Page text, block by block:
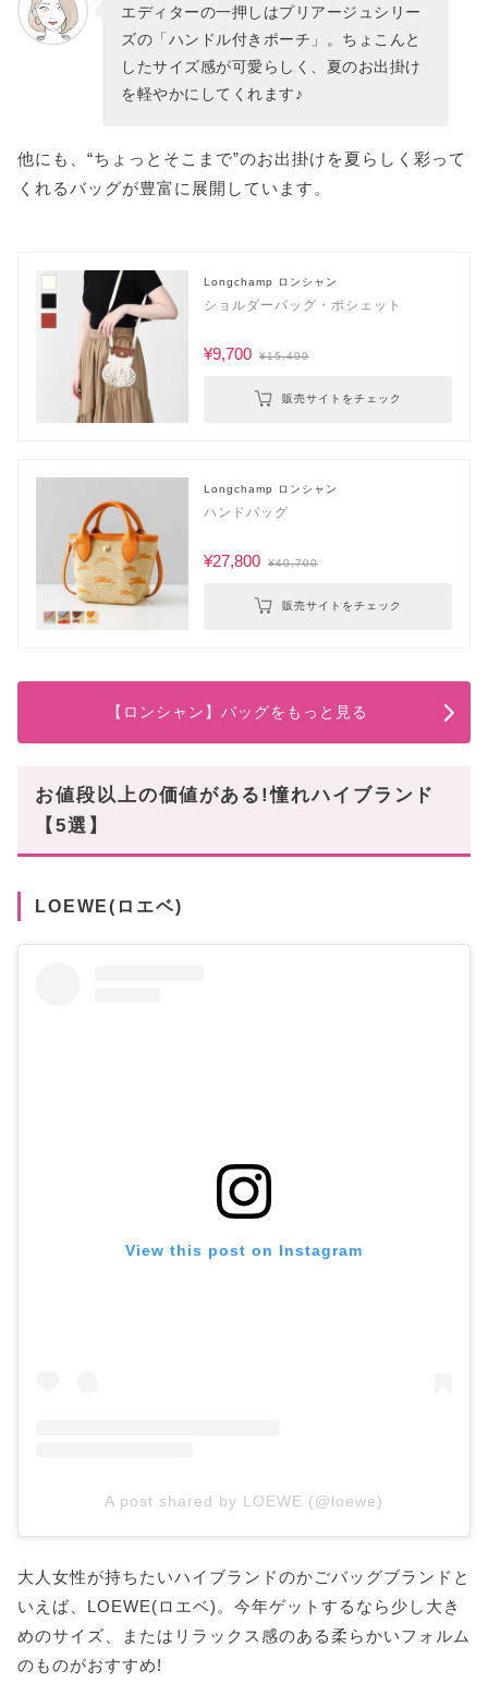
エディターの一押しはプリアージュシリー
ズの「ハンドル付きポーチ」。ちょこんと
したサイズ感が可愛らしく、夏のお出掛け
を軽やかにしてくれます♪
他にも、“ちょっとそこまで”のお出掛けを夏らしく彩って
くれるバッグが豊富に展開しています。
Longchamp ロンシャン
ショルダーバッグ・ポシェット
¥9,700 ¥15,400
販売サイトをチェック
Longchamp ロンシャン
ハンドバッグ
¥27,800 ¥40,700
販売サイトをチェック
【ロンシャン】バッグをもっと見る
お値段以上の価値がある!憧れハイブランド
【5選】
LOEWE(ロエベ)
View this post on Instagram
A post shared by LOEWE (@loewe)
大人女性が持ちたいハイブランドのかごバッグブランドと
いえば、LOEWE(ロエベ)。今年ゲットするなら少し大き
めのサイズ、またはリラックス感のある柔らかいフォルム
のものがおすすめ!